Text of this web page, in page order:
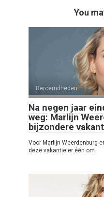
You
Beroemdheden
Na negen jaar
weg: Marlijn
bijzondere
Voor Marlijn Weerdenburg
deze vakantie er één om